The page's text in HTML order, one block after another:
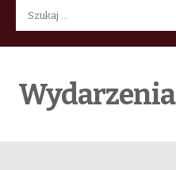
Szukaj:
Wydarzenia